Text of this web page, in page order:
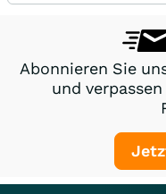
Abonnieren Sie
und